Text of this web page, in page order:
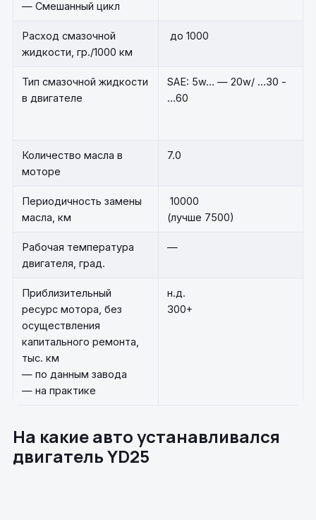
— Смешанный цикл
Расход смазочной
жидкости, гр./1000 км
до 1000
Тип смазочной жидкости
в двигателе
SAE: 5w… — 20w/ …30 -
…60
Количество масла в
моторе
7.0
Периодичность замены
масла, км
10000
(лучше 7500)
Рабочая температура
двигателя, град.
—
Приблизительный
ресурс мотора, без
осуществления
капитального ремонта,
тыс. км
— по данным завода
— на практике
н.д.
300+
На какие авто устанавливался
двигатель YD25